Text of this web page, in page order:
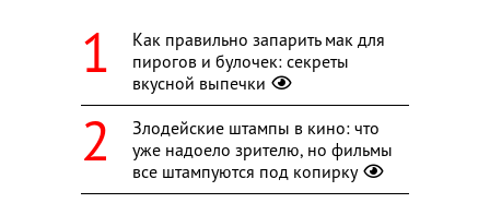
Как правильно запарить мак для
пирогов и булочек: секреты
вкусной выпечки
Злодейские штампы в кино: что
уже надоело зрителю, но фильмы
все штампуются под копирку